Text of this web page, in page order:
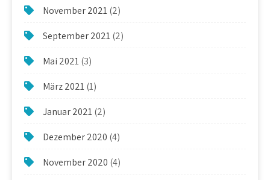
November 2021(2)
September 2021(2)
Mai 2021(3)
März 2021(1)
Januar 2021(2)
Dezember 2020 (4)
November 2020 (4)